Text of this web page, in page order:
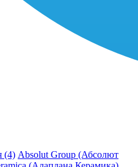
(4) Absolut Group (Абсолют